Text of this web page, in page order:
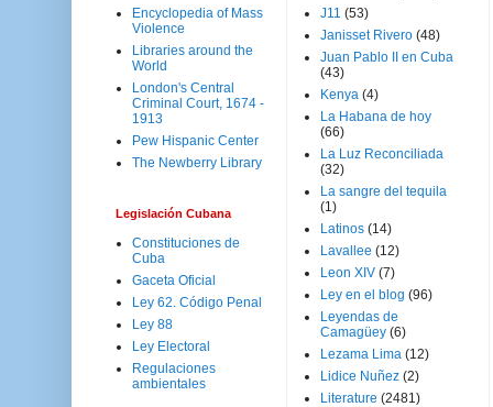
Encyclopedia of Mass
Violence
Libraries around the
World
London's Central
Criminal Court, 1674 -
1913
Pew Hispanic Center
The Newberry Library
Legislación Cubana
Constituciones de
Cuba
Gaceta Oficial
Ley 62. Código Penal
Ley 88
Ley Electoral
Regulaciones
ambientales
J11 (53)
Janisset Rivero (48)
Juan Pablo II en Cuba
(43)
Kenya (4)
La Habana de hoy
(66)
La Luz Reconciliada
(32)
La sangre del tequila
(1)
Latinos (14)
Lavallee (12)
Leon XIV (7)
Ley en el blog (96)
Leyendas de
Camagüey (6)
Lezama Lima (12)
Lidice Nuñez (2)
Literature (2481)